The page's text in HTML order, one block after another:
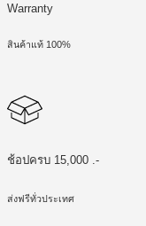
Warranty
สินค้าแท้ 100%
ช้อปครบ 15,000 .-
ส่งฟรีทั่วประเทศ